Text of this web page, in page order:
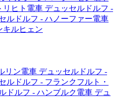
ヒト 電車 デュッセルドルフ -
ルドルフ - ハノーファー電車
キルヒェン
リン電車 デュッセルドルフ -
ルドルフ - フランクフルト・
ドルフ - ハンブルク電車 デュ